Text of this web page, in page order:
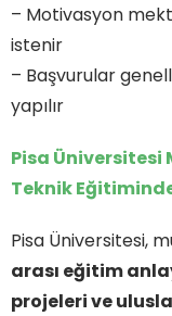
– Motivasyon
istenir
– Başvurular
yapılır
Pisa Üniversitesi
Teknik
Pisa Üniversitesi,
arası eğitim
projeleri ve